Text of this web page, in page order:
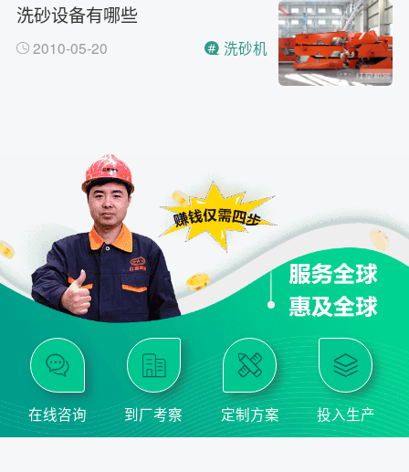
洗砂设备有哪些
2010-05-20 洗砂机
在线咨询 到厂考察 定制方案 投入生产